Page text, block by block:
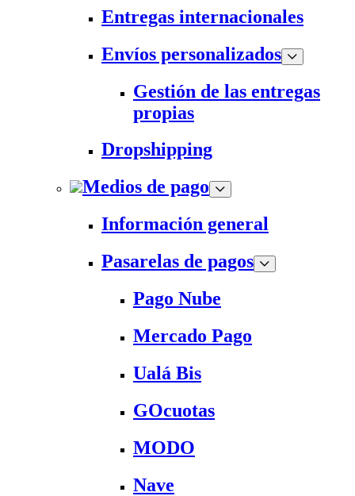
Entregas internacionales
Envíos personalizados
Gestión de las entregas
propias
Dropshipping
Medios de pago
Información general
Pasarelas de pagos
Pago Nube
Mercado Pago
Ualá Bis
GOcuotas
MODO
Nave